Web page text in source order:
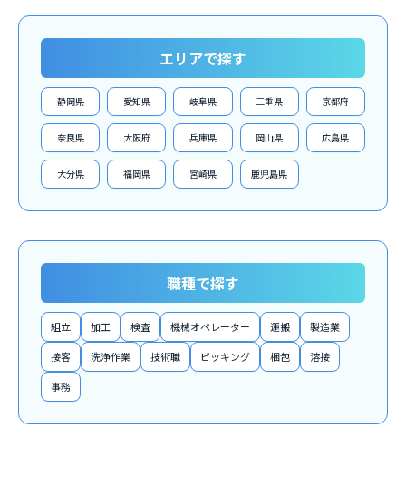
エリアで探す
静岡県 愛知県 岐阜県 三重県 京都府
奈良県 大阪府 兵庫県 岡山県 広島県
大分県 福岡県 宮崎県 鹿児島県
職種で探す
組立 加工 検査 機械オペレーター 運搬 製造業
接客 洗浄作業 技術職 ピッキング 梱包 溶接
事務